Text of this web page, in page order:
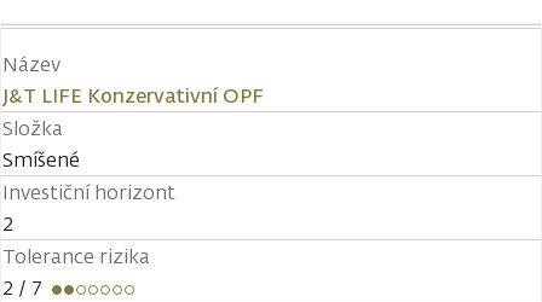
Název
J&T LIFE Konzervativní OPF
Složka
Smíšené
Investiční horizont
2
Tolerance rizika
2 / 7